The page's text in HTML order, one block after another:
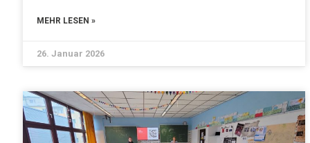
MEHR LESEN »
26. Januar 2026